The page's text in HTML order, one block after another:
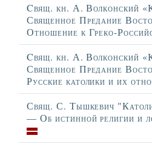
Cвящ. кн. А. Волконский
Священное Предание
Отношение к Греко-
Cвящ. кн. А. Волконский
Священное Предание
Русские католики и их
Свящ. С. Тышкевич
— Об истинной религии и